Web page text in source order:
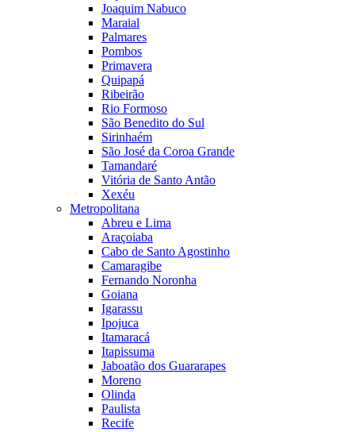
Joaquim Nabuco
Maraial
Palmares
Pombos
Primavera
Quipapá
Ribeirão
Rio Formoso
São Benedito do Sul
Sirinhaém
São José da Coroa Grande
Tamandaré
Vitória de Santo Antão
Xexéu
Metropolitana
Abreu e Lima
Araçoiaba
Cabo de Santo Agostinho
Camaragibe
Fernando Noronha
Goiana
Igarassu
Ipojuca
Itamaracá
Itapissuma
Jaboatão dos Guararapes
Moreno
Olinda
Paulista
Recife